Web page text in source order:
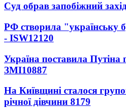
Суд обрав запобіжний
РФ створила "українську
- ISW12120
Україна поставила Путіна
ЗМІ10887
На Київщині сталося
річної дівчини 8179